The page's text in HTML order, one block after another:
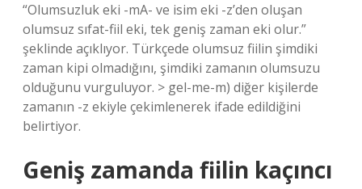
“Olumsuzluk eki -mA- ve isim eki -z’den oluşan
olumsuz sıfat-fiil eki, tek geniş zaman eki olur.”
şeklinde açıklıyor. Türkçede olumsuz fiilin şimdiki
zaman kipi olmadığını, şimdiki zamanın olumsuzu
olduğunu vurguluyor. > gel-me-m) diğer kişilerde
zamanın -z ekiyle çekimlenerek ifade edildiğini
belirtiyor.
Geniş zamanda fiilin kaçıncı